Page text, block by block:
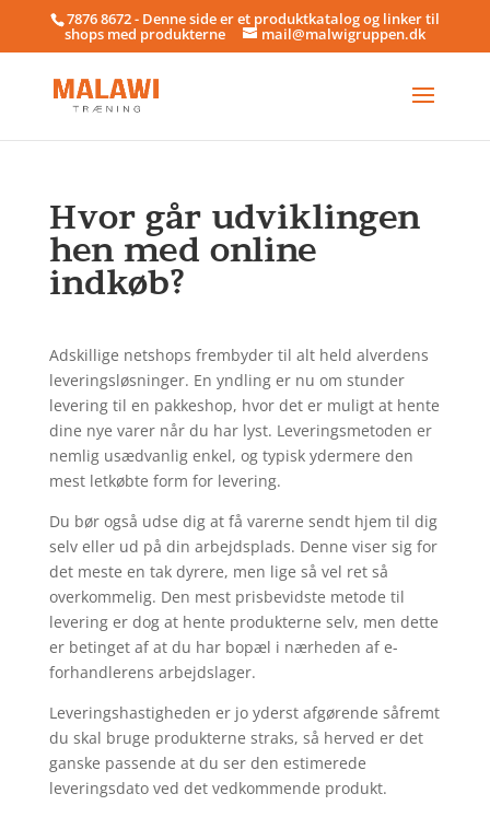
7876 8672 - Denne side er et produktkatalog og linker til
shops med produkterne mail@malwigruppen.dk
Hvor går udviklingen
hen med online
indkøb?
Adskillige netshops frembyder til alt held alverdens
leveringsløsninger. En yndling er nu om stunder
levering til en pakkeshop, hvor det er muligt at hente
dine nye varer når du har lyst. Leveringsmetoden er
nemlig usædvanlig enkel, og typisk ydermere den
mest letkøbte form for levering.
Du bør også udse dig at få varerne sendt hjem til dig
selv eller ud på din arbejdsplads. Denne viser sig for
det meste en tak dyrere, men lige så vel ret så
overkommelig. Den mest prisbevidste metode til
levering er dog at hente produkterne selv, men dette
er betinget af at du har bopæl i nærheden af e-
forhandlerens arbejdslager.
Leveringshastigheden er jo yderst afgørende såfremt
du skal bruge produkterne straks, så herved er det
ganske passende at du ser den estimerede
leveringsdato ved det vedkommende produkt.